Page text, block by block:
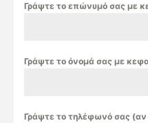
Γράψτε το επώνυμό σας με
Γράψτε το όνομά σας με
Γράψτε το τηλέφωνό σας